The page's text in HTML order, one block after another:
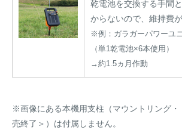
乾電池を交換する手間
からないので、維持費
※例：ガラガーパワーユ
（単1乾電池×6本使用）
→約1.5ヵ月作動
※画像にある本機用支柱（マウントリング
売終了＞）は付属しません。